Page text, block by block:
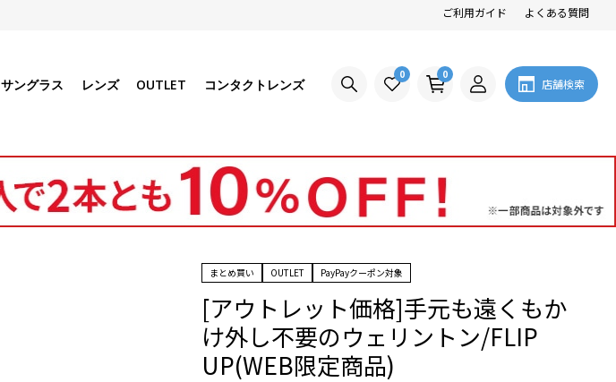
ご利用ガイド よくある質問
サングラス レンズ OUTLET コンタクトレンズ
0 0
店舗検索
まとめ買い OUTLET PayPayクーポン対象
[アウトレット価格]手元も遠くもか
け外し不要のウェリントン/FLIP
UP(WEB限定商品)